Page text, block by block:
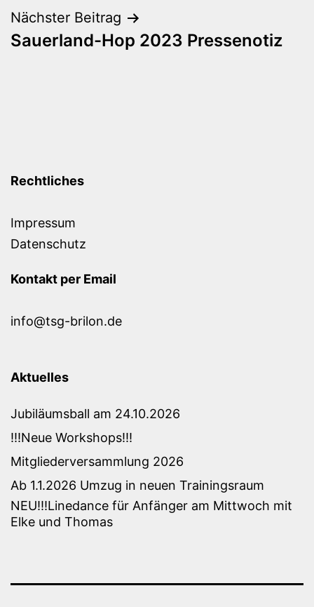
Nächster Beitrag
Sauerland-Hop 2023 Pressenotiz
Rechtliches
Impressum
Datenschutz
Kontakt per Email
info@tsg-brilon.de
Aktuelles
Jubiläumsball am 24.10.2026
!!!Neue Workshops!!!
Mitgliederversammlung 2026
Ab 1.1.2026 Umzug in neuen Trainingsraum
NEU!!!Linedance für Anfänger am Mittwoch mit
Elke und Thomas